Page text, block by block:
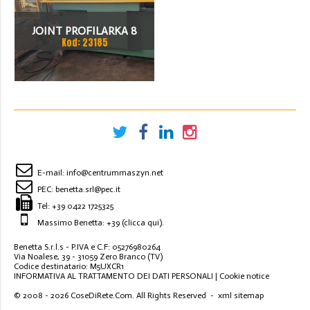
JOINT PROFILARKA 8
STACJI
Kod: 23185
E-mail: info@centrummaszyn.net
PEC: benetta.srl@pec.it
Tel: +39 0422 1725325
Massimo Benetta: +39 (clicca qui).
Benetta S.r.l.s - P.IVA e C.F: 05276980264
Via Noalese, 39 - 31059 Zero Branco (TV)
Codice destinatario: M5UXCR1
INFORMATIVA AL TRATTAMENTO DEI DATI PERSONALI | Cookie notice
© 2008 - 2026 CoseDiRete.Com. All Rights Reserved - xml sitemap